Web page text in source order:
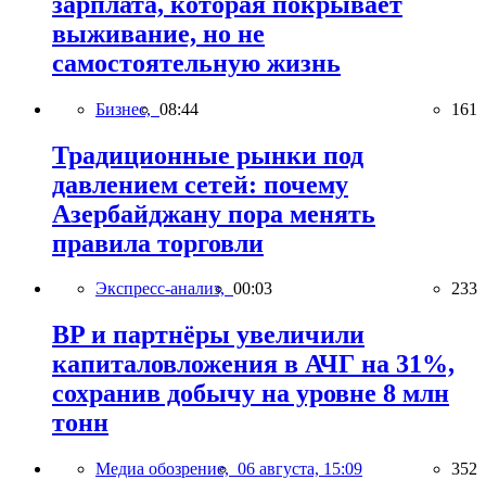
выживание, но не
самостоятельную жизнь
Бизнес, 08:44 161
Традиционные рынки под
давлением сетей: почему
Азербайджану пора менять
правила торговли
Экспресс-анализ, 00:03 233
BP и партнёры увеличили
капиталовложения в АЧГ на 31%,
сохранив добычу на уровне 8 млн
тонн
Медиа обозрение, 06 августа, 15:09 352